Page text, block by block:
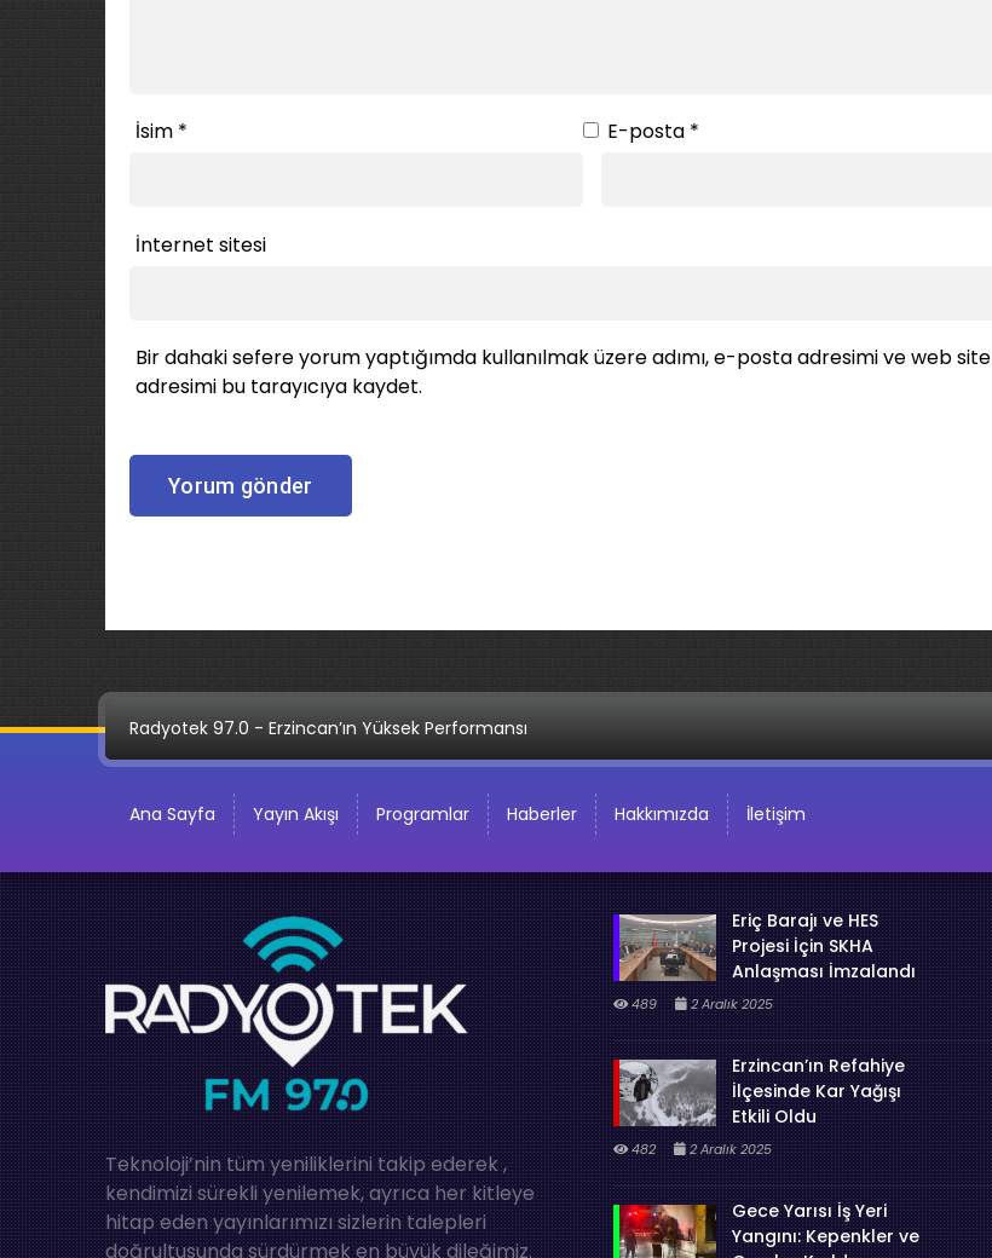
İsim * E-posta *
İnternet sitesi
Bir dahaki sefere yorum yaptığımda kullanılmak üzere adımı, e-posta adresimi ve web site
adresimi bu tarayıcıya kaydet.
Radyotek 97.0 - Erzincan’ın Yüksek Performansı
Ana Sayfa Yayın Akışı Programlar Haberler Hakkımızda İletişim
Teknoloji’nin tüm yeniliklerini takip ederek ,
kendimizi sürekli yenilemek, ayrıca her kitleye
hitap eden yayınlarımızı sizlerin talepleri
doğrultusunda sürdürmek en büyük dileğimiz.
Eriç Barajı ve HES
Projesi İçin SKHA
Anlaşması İmzalandı
489 2 Aralık 2025
Erzincan’ın Refahiye
İlçesinde Kar Yağışı
Etkili Oldu
482 2 Aralık 2025
Gece Yarısı İş Yeri
Yangını: Kepenkler ve